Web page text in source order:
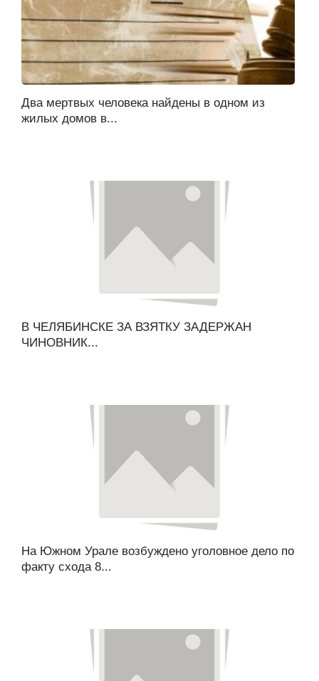
Два мертвых человека найдены в одном из
жилых домов в...
В ЧЕЛЯБИНСКЕ ЗА ВЗЯТКУ ЗАДЕРЖАН
ЧИНОВНИК...
На Южном Урале возбуждено уголовное дело по
факту схода 8...